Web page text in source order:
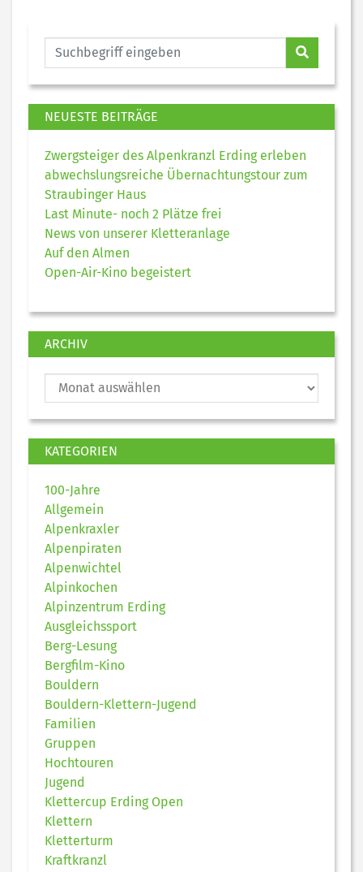
NEUESTE BEITRÄGE
Zwergsteiger des Alpenkranzl Erding erleben
abwechslungsreiche Übernachtungstour zum
Straubinger Haus
Last Minute- noch 2 Plätze frei
News von unserer Kletteranlage
Auf den Almen
Open-Air-Kino begeistert
ARCHIV
KATEGORIEN
100-Jahre
Allgemein
Alpenkraxler
Alpenpiraten
Alpenwichtel
Alpinkochen
Alpinzentrum Erding
Ausgleichssport
Berg-Lesung
Bergfilm-Kino
Bouldern
Bouldern-Klettern-Jugend
Familien
Gruppen
Hochtouren
Jugend
Klettercup Erding Open
Klettern
Kletterturm
Kraftkranzl